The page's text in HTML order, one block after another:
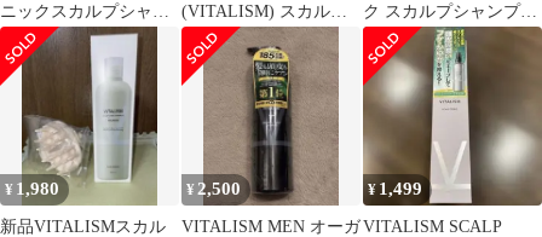
ニックスカルプシャン
プー・コンディショナ
ー・トニック
(VITALISM) スカルプ
ケア シャンプー & コ
ンディショナー セット
各500ml メンズ 大容量
ポンプ式 トラベルセッ
ク スカルプシャンプー
＆コンディショナーセ
ット
¥ 1,980
新品VITALISMスカル
¥ 2,500
VITALISM MEN オーガ
¥ 1,499
VITALISM SCALP